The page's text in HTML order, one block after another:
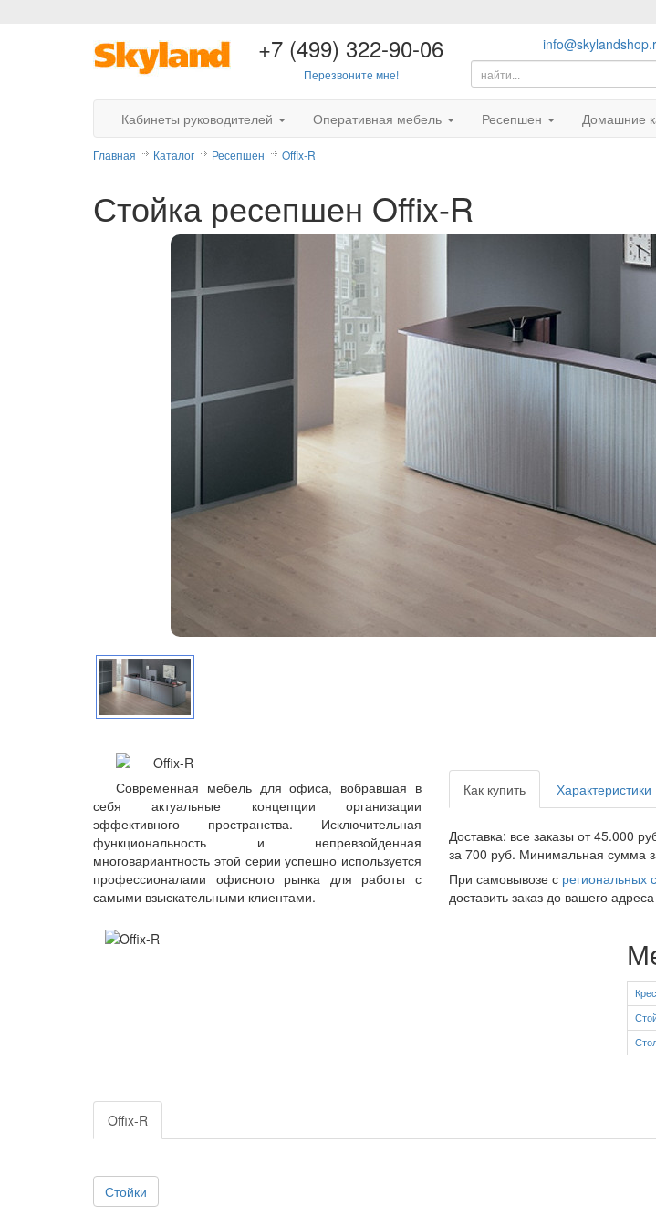
+7 (499) 322-90-06
Перезвоните мне!
Кабинеты руководителей Оперативная мебель Ресепшен Домашние
Главная Каталог Ресепшен Offix-R
Стойка ресепшен Offix-R
Современная мебель для офиса, вобравшая в
себя актуальные концепции организации
эффективного пространства. Исключительная
функциональность и непревзойденная
многовариантность этой серии успешно используется
профессионалами офисного рынка для работы с
самыми взыскательными клиентами.
Как купить Характеристики
Доставка: все заказы от 45.000
за 700 руб. Минимальная сумма
При самовывозе с региональных
доставить заказ до вашего
Offix-R
Стойки